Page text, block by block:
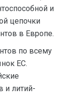
и
цепочки
в Европе.
по всему
ЕС.
и литий-